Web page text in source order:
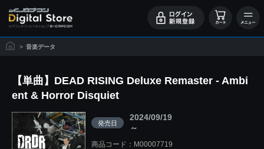
> 音楽データ
【単曲】DEAD RISING Deluxe Remaster - Ambi
ent & Horror Disquiet
発売日
2024/09/19
～
商品コード：M00007719